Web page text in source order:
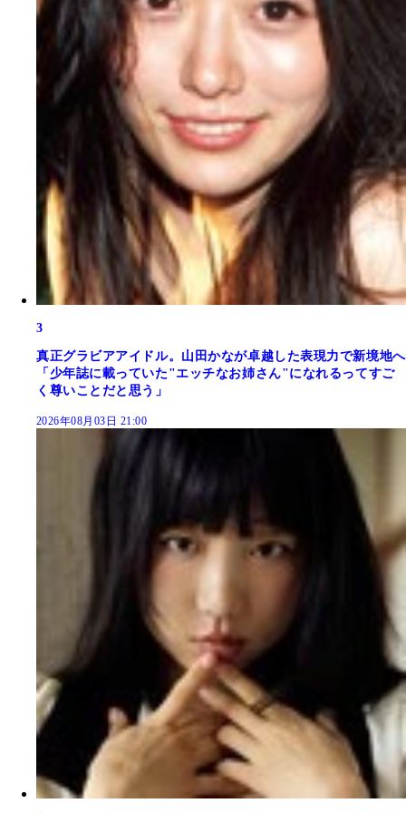
3
真正グラビアアイドル。山田かなが卓越した表現力で新境地へ
「少年誌に載っていた"エッチなお姉さん"になれるってすご
く尊いことだと思う」
2026年08月03日 21:00